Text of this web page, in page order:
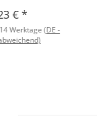
€ *
Werktage (DE -